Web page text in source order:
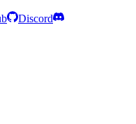
Discord